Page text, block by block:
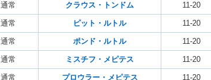
通常 クラウス・トンドム 11-20
通常 ピット・ルトル 11-20
通常 ポンド・ルトル 11-20
通常 ミスチフ・メピテス 11-20
通常 プロウラー・メピテス 11-20